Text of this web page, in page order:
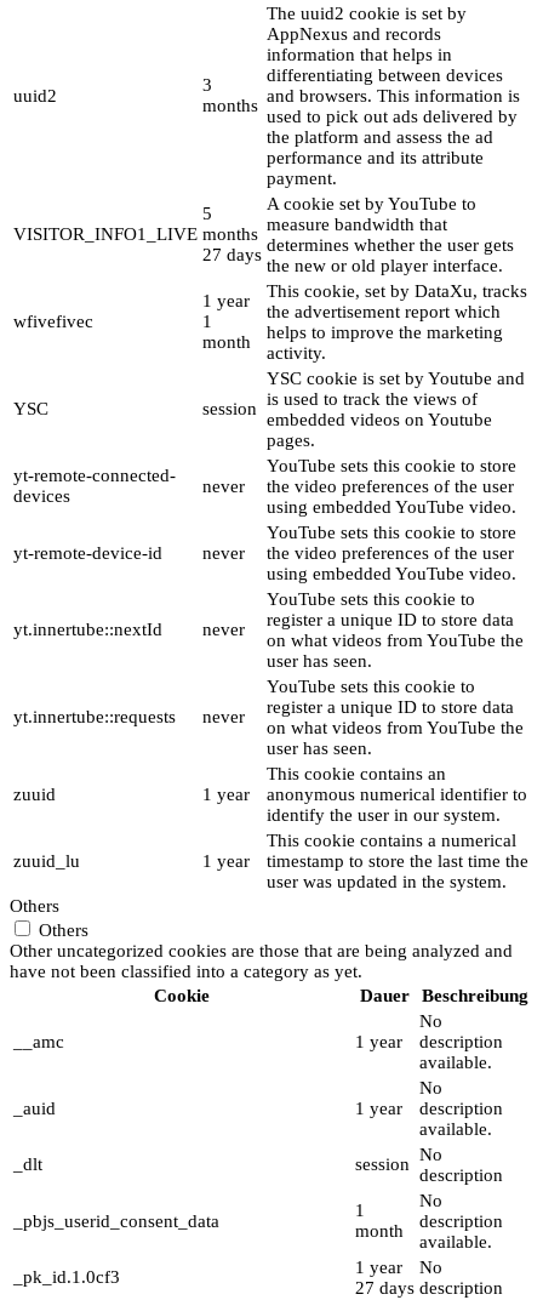
uuid2
3
months
The uuid2 cookie is set by
AppNexus and records
information that helps in
differentiating between devices
and browsers. This information is
used to pick out ads delivered by
the platform and assess the ad
performance and its attribute
payment.
VISITOR_INFO1_LIVE
5
months
27 days
A cookie set by YouTube to
measure bandwidth that
determines whether the user gets
the new or old player interface.
wfivefivec
1 year
1
month
This cookie, set by DataXu, tracks
the advertisement report which
helps to improve the marketing
activity.
YSC session
YSC cookie is set by Youtube and
is used to track the views of
embedded videos on Youtube
pages.
yt-remote-connected-
devices
never
YouTube sets this cookie to store
the video preferences of the user
using embedded YouTube video.
yt-remote-device-id never
YouTube sets this cookie to store
the video preferences of the user
using embedded YouTube video.
yt.innertube::nextId never
YouTube sets this cookie to
register a unique ID to store data
on what videos from YouTube the
user has seen.
yt.innertube::requests never
YouTube sets this cookie to
register a unique ID to store data
on what videos from YouTube the
user has seen.
zuuid 1 year
This cookie contains an
anonymous numerical identifier to
identify the user in our system.
zuuid_lu 1 year
This cookie contains a numerical
timestamp to store the last time the
user was updated in the system.
Others
Others
Other uncategorized cookies are those that are being analyzed and
have not been classified into a category as yet.
Cookie
Dauer Beschreibung
__amc 1 year
No
description
available.
_auid 1 year
No
description
available.
_dlt
session No
description
_pbjs_userid_consent_data
1
month
No
description
available.
_pk_id.1.0cf3
1 year
27 days
No
description